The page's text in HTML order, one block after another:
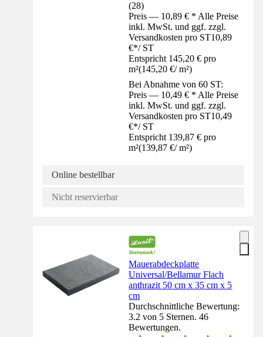
(28)
Preis — 10,89 € * Alle Preise
inkl. MwSt. und ggf. zzgl.
Versandkosten pro ST10,89
€*/ ST
Entspricht 145,20 € pro
m²(145,20 €/ m²)
Bei Abnahme von 60 ST:
Preis — 10,49 € * Alle Preise
inkl. MwSt. und ggf. zzgl.
Versandkosten pro ST10,49
€*/ ST
Entspricht 139,87 € pro
m²(139,87 €/ m²)
Online bestellbar
Nicht reservierbar
Mauerabdeckplatte
Universal/Bellamur Flach
anthrazit 50 cm x 35 cm x 5
cm
Durchschnittliche Bewertung:
3.2 von 5 Sternen. 46
Bewertungen.